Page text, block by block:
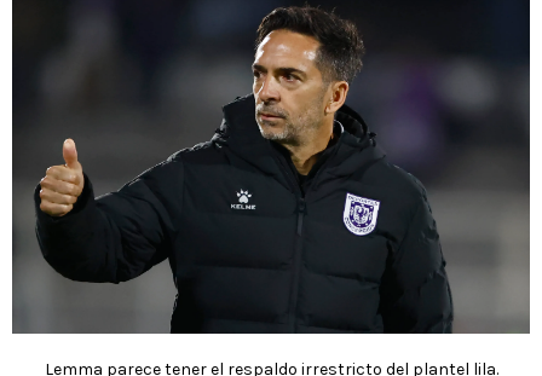
Lemma parece tener el respaldo irrestricto del plantel lila.